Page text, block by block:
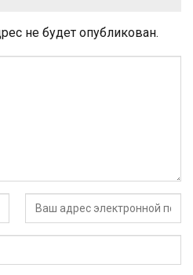
не будет опубликован.